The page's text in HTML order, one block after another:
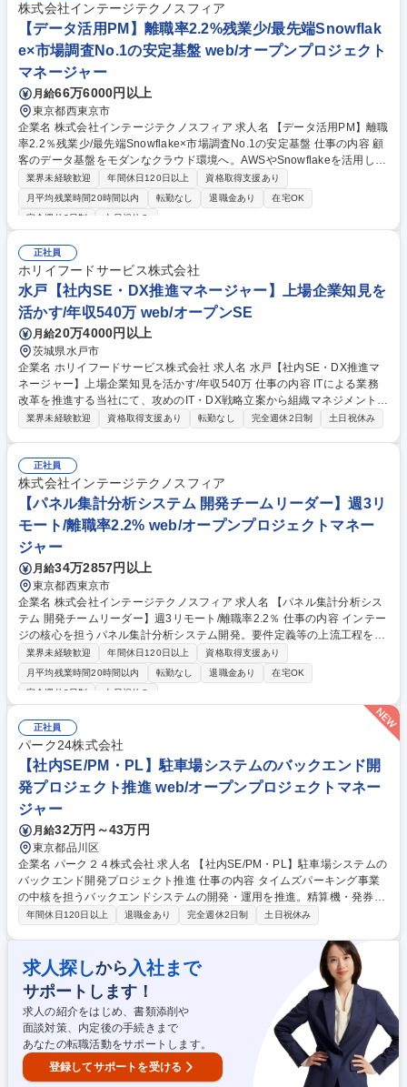
株式会社インテージテクノスフィア
【データ活用PM】離職率2.2%残業少/最先端Snowflak
e×市場調査No.1の安定基盤 web/オープンプロジェクト
マネージャー
月給66万6000円以上
東京都西東京市
企業名 株式会社インテージテクノスフィア 求人名 【データ活用PM】離職
率2.2％残業少/最先端Snowflake×市場調査No.1の安定基盤 仕事の内容 顧
客のデータ基盤をモダンなクラウド環境へ。AWSやSnowflakeを活用し、
上流工程から技術選定まで主導できる、データ活用のPMとして市場価値
を高められる環境です。 【具体的には】■Snowflake等への移行推進 ■BI
による可視化・AI活用 ■環境維持保守 ■要件定義・進捗管理 ■チームマネ
行：データ活用文化浸透のため、BIツール連携やSreamlit in Snowflakeに
よるBIレポートを実装 ■製造会社向けBig Queryからの移行：BQをベース
としたデータ基盤にかかるインフラ運用コストをSnowflakeにより40％削
減 募集職種 【データ活用PM】離職率2.2％残業少/最先端Snowflake×市場
調査No.1の安定基盤
業界未経験歓迎 年間休日120日以上
資格取得支援あり
月平均残業時間20時間以内
転勤なし 退職金あり
在宅OK
完全週休2日制
土日祝休み
正社員
ホリイフードサービス株式会社
水戸【社内SE・DX推進マネージャー】上場企業知見を
活かす/年収540万 web/オープンSE
月給20万4000円以上
茨城県水戸市
企業名 ホリイフードサービス株式会社 求人名 水戸【社内SE・DX推進マ
ネージャー】上場企業知見を活かす/年収540万 仕事の内容 ITによる業務
改革を推進する当社にて、攻めのIT・DX戦略立案から組織マネジメント、
セキュリティやガバナンス体制の構築までを横断的に牽引する、社内SE
ム・インフラの高度化：基幹システム（ERP/CRM等）リプレイスの牽
引、クラウド最適化■IT全般統制（J-SOX）やISMS準拠のガバナンス・セ
キュリティポリシー構築■外部ベンダーコントロールやIT資産管理■部門の
統率やメンバー育成、リテラシー教育の企画【業務内容の変更範囲】当社
の指定する業務 募集職種 水戸【社内SE・DX推進マネージャー】上場企業
知見を活かす/年収540万
業界未経験歓迎 資格取得支援あり 転勤なし 完全週休2日制 土日祝休み
正社員
株式会社インテージテクノスフィア
【パネル集計分析システム 開発チームリーダー】週3リ
モート/離職率2.2% web/オープンプロジェクトマネー
ジャー
月給34万2857円以上
東京都西東京市
企業名 株式会社インテージテクノスフィア 求人名 【パネル集計分析シス
テム 開発チームリーダー】週3リモート/離職率2.2％ 仕事の内容 インテー
ジの核心を担うパネル集計分析システム開発。要件定義等の上流工程を主
軸に、開発リードやベンダー連携を担当します。開発プロセスへの生成AI
導入など最先端の環境です。 ・担当工程： 要件定義、基本設計、詳細設
計、実装、結合テスト、運用 ・主な役割： 上流工程（要件定義～基本設
た開発プロセスの改善など。 ・AI活用： 実装、単体テスト、設計チェッ
ク、仕様調査等のプロセスにAI（生成AI等）を積極的に導入しており、最
先端の開発環境で業務を行っていただきます。 募集職種 【パネル集計分
析システム 開発チームリーダー】週3リモート/離職率2.2％
業界未経験歓迎 年間休日120日以上
資格取得支援あり
月平均残業時間20時間以内
転勤なし 退職金あり
在宅OK
完全週休2日制
土日祝休み
正社員
パーク24株式会社
【社内SE/PM・PL】駐車場システムのバックエンド開
発プロジェクト推進 web/オープンプロジェクトマネー
ジャー
月給32万円～43万円
東京都品川区
企業名 パーク２４株式会社 求人名 【社内SE/PM・PL】駐車場システムの
バックエンド開発プロジェクト推進 仕事の内容 タイムズパーキング事業
の中核を担うバックエンドシステムの開発・運用を推進。精算機・発券機
などの現地端末と各種システムをつなぐAPI開発、運営を支えるWeb開発
クエンドシステムに関わる開発・運用・保守・障害対応を担当します。■
現地端末・外部連携API開発■駐車場運営を支えるバックエンドWeb開発■
駐車場データの集計・補正・連携を行うバッチ/非同期処理の開発■開発ベ
ンダーの技術調整・コントロール 募集職種 【社内SE/PM・PL】駐車場シ
ステムのバックエンド開発プロジェクト推進
年間休日120日以上 退職金あり 完全週休2日制 土日祝休み
求人探しから 入社まで
サポートします！
求人の紹介をはじめ、書類添削や
面談対策、内定後の手続きまで
あなたの転職活動をサポートします。
登録してサポートを受ける